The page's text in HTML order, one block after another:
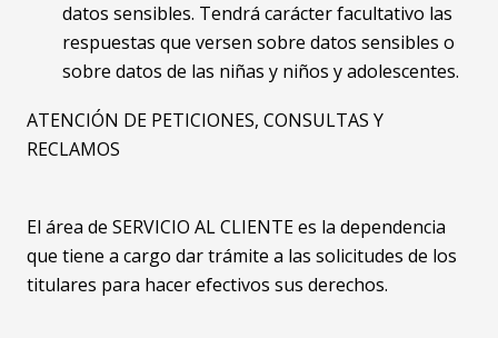
datos sensibles. Tendrá carácter facultativo las
respuestas que versen sobre datos sensibles o
sobre datos de las niñas y niños y adolescentes.
ATENCIÓN DE PETICIONES, CONSULTAS Y
RECLAMOS
El área de SERVICIO AL CLIENTE es la dependencia
que tiene a cargo dar trámite a las solicitudes de los
titulares para hacer efectivos sus derechos.